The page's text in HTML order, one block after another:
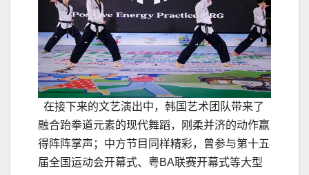
在接下来的文艺演出中，韩国艺术团队带来了
融合跆拳道元素的现代舞蹈，刚柔并济的动作赢
得阵阵掌声；中方节目同样精彩，曾参与第十五
届全国运动会开幕式、粤BA联赛开幕式等大型